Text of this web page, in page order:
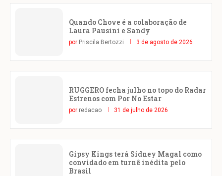
Quando Chove é a colaboração de
Laura Pausini e Sandy
por Priscila Bertozzi 3 de agosto de 2026
RUGGERO fecha julho no topo do Radar
Estrenos com Por No Estar
por redacao 31 de julho de 2026
Gipsy Kings terá Sidney Magal como
convidado em turnê inédita pelo
Brasil